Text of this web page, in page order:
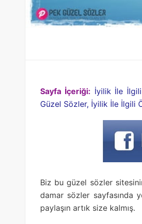
Sayfa İçeriği: İyilik İle
Güzel Sözler, İyilik İle İlgili
Biz bu güzel sözler
damar sözler sayfasında
paylaşın artık size kalmış.